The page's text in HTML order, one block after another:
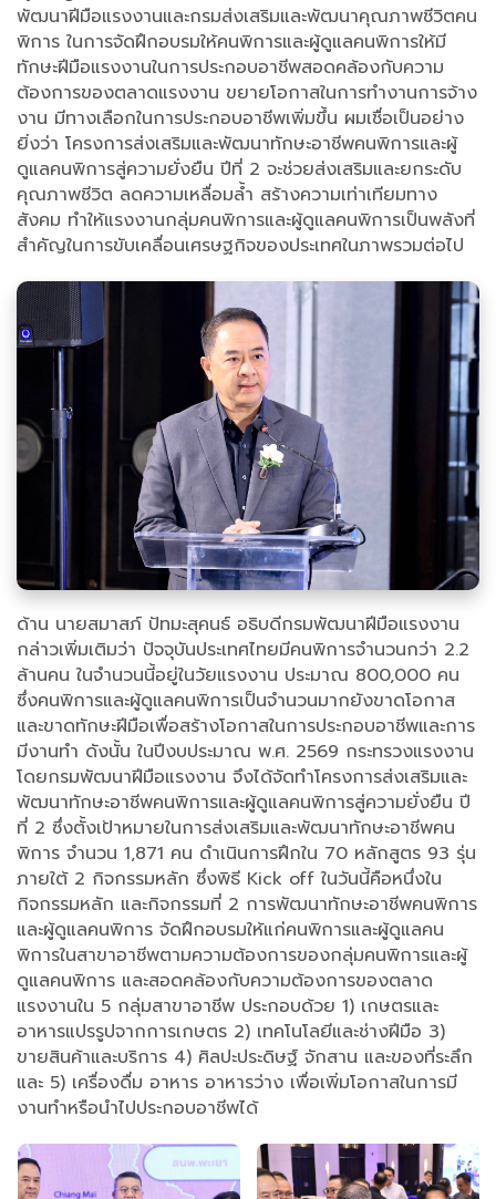
พัฒนาฝีมือแรงงานและกรมส่งเสริมและพัฒนาคุณภาพชีวิตคน
พิการ ในการจัดฝึกอบรมให้คนพิการและผู้ดูแลคนพิการให้มี
ทักษะฝีมือแรงงานในการประกอบอาชีพสอดคล้องกับความ
ต้องการของตลาดแรงงาน ขยายโอกาสในการทำงานการจ้าง
งาน มีทางเลือกในการประกอบอาชีพเพิ่มขึ้น ผมเชื่อเป็นอย่าง
ยิ่งว่า โครงการส่งเสริมและพัฒนาทักษะอาชีพคนพิการและผู้
ดูแลคนพิการสู่ความยั่งยืน ปีที่ 2 จะช่วยส่งเสริมและยกระดับ
คุณภาพชีวิต ลดความเหลื่อมล้ำ สร้างความเท่าเทียมทาง
สังคม ทำให้แรงงานกลุ่มคนพิการและผู้ดูแลคนพิการเป็นพลังที่
สำคัญในการขับเคลื่อนเศรษฐกิจของประเทศในภาพรวมต่อไป
ด้าน นายสมาสภ์ ปัทมะสุคนธ์ อธิบดีกรมพัฒนาฝีมือแรงงาน
กล่าวเพิ่มเติมว่า ปัจจุบันประเทศไทยมีคนพิการจำนวนกว่า 2.2
ล้านคน ในจำนวนนี้อยู่ในวัยแรงงาน ประมาณ 800,000 คน
ซึ่งคนพิการและผู้ดูแลคนพิการเป็นจำนวนมากยังขาดโอกาส
และขาดทักษะฝีมือเพื่อสร้างโอกาสในการประกอบอาชีพและการ
มีงานทำ ดังนั้น ในปีงบประมาณ พ.ศ. 2569 กระทรวงแรงงาน
โดยกรมพัฒนาฝีมือแรงงาน จึงได้จัดทำโครงการส่งเสริมและ
พัฒนาทักษะอาชีพคนพิการและผู้ดูแลคนพิการสู่ความยั่งยืน ปี
ที่ 2 ซึ่งตั้งเป้าหมายในการส่งเสริมและพัฒนาทักษะอาชีพคน
พิการ จำนวน 1,871 คน ดำเนินการฝึกใน 70 หลักสูตร 93 รุ่น
ภายใต้ 2 กิจกรรมหลัก ซึ่งพิธี Kick off ในวันนี้คือหนึ่งใน
กิจกรรมหลัก และกิจกรรมที่ 2 การพัฒนาทักษะอาชีพคนพิการ
และผู้ดูแลคนพิการ จัดฝึกอบรมให้แก่คนพิการและผู้ดูแลคน
พิการในสาขาอาชีพตามความต้องการของกลุ่มคนพิการและผู้
ดูแลคนพิการ และสอดคล้องกับความต้องการของตลาด
แรงงานใน 5 กลุ่มสาขาอาชีพ ประกอบด้วย 1) เกษตรและ
อาหารแปรรูปจากการเกษตร 2) เทคโนโลยีและช่างฝีมือ 3)
ขายสินค้าและบริการ 4) ศิลปะประดิษฐ์ จักสาน และของที่ระลึก
และ 5) เครื่องดื่ม อาหาร อาหารว่าง เพื่อเพิ่มโอกาสในการมี
งานทำหรือนำไปประกอบอาชีพได้